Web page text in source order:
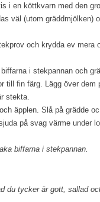
i en köttkvarn med den
väl (utom gräddmjölken)
och krydda ev mera
i stekpannan och
till fin färg. Lägg över dem
stekta.
äpplen. Slå på grädde
på svag värme under
biffarna i stekpannan.
du tycker är gott, sallad